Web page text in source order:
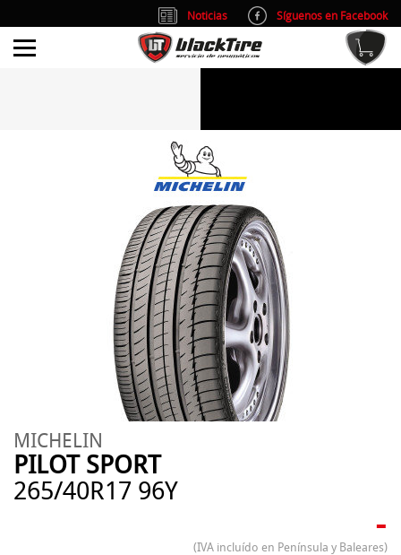
MICHELIN
PILOT SPORT
265/40R17 96Y
-
(IVA incluído en Península y Baleares)
Noticias
Síguenos en Facebook
info@blacktire.es
Atención al cliente: L/V 9:00-14:00 y 15:00-19:00